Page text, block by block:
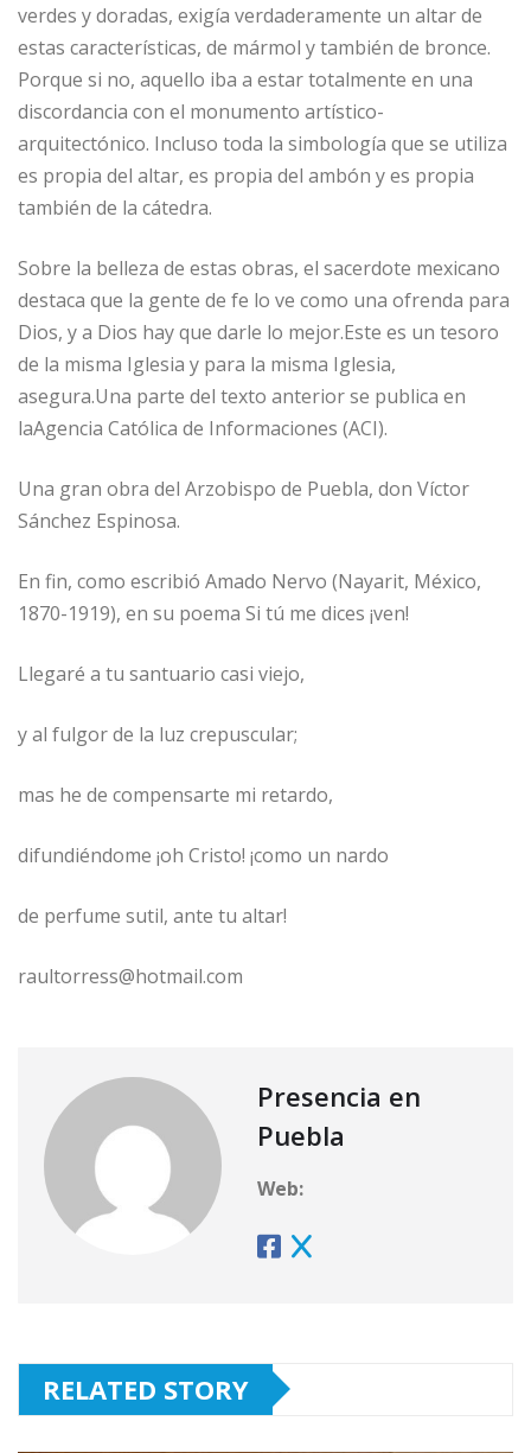
verdes y doradas, exigía verdaderamente un altar de
estas características, de mármol y también de bronce.
Porque si no, aquello iba a estar totalmente en una
discordancia con el monumento artístico-
arquitectónico. Incluso toda la simbología que se utiliza
es propia del altar, es propia del ambón y es propia
también de la cátedra.
Sobre la belleza de estas obras, el sacerdote mexicano
destaca que la gente de fe lo ve como una ofrenda para
Dios, y a Dios hay que darle lo mejor.Este es un tesoro
de la misma Iglesia y para la misma Iglesia,
asegura.Una parte del texto anterior se publica en
laAgencia Católica de Informaciones (ACI).
Una gran obra del Arzobispo de Puebla, don Víctor
Sánchez Espinosa.
En fin, como escribió Amado Nervo (Nayarit, México,
1870-1919), en su poema Si tú me dices ¡ven!
Llegaré a tu santuario casi viejo,
y al fulgor de la luz crepuscular;
mas he de compensarte mi retardo,
difundiéndome ¡oh Cristo! ¡como un nardo
de perfume sutil, ante tu altar!
raultorress@hotmail.com
Presencia en
Puebla
Web:
RELATED STORY